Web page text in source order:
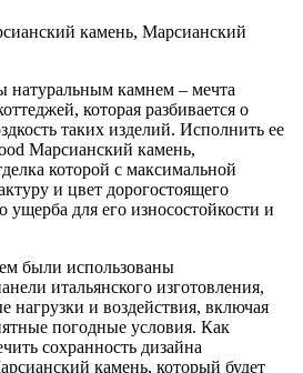
камень, Марсианский
натуральным камнем – мечта
которая разбивается о
таких изделий. Исполнить ее
Марсианский камень,
которой с максимальной
и цвет дорогостоящего
ущерба для его износостойкости и
были использованы
итальянского изготовления,
нагрузки и воздействия, включая
погодные условия. Как
сохранность дизайна
камень, который будет